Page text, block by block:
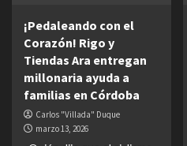
¡Pedaleando con el
Corazón! Rigo y
Tiendas Ara entregan
millonaria ayuda a
familias en Córdoba
Carlos "Villada" Duque
marzo 13, 2026